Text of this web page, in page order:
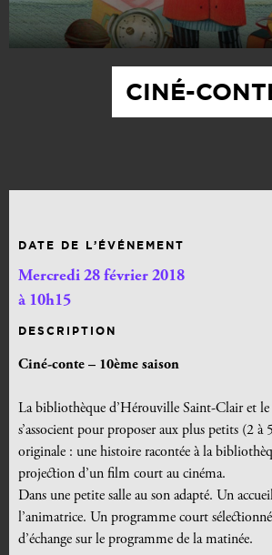
CINÉ-
DATE DE L’ÉVÉNEMENT
Mercredi 28 février 2018
à 10h15
DESCRIPTION
Ciné-conte – 10ème saison
La bibliothèque d’Hérouville Saint-Clair et le
s’associent pour proposer aux plus petits (2 à
originale : une histoire racontée à la
projection d’un film court au cinéma.
Dans une petite salle au son adapté. Un
l’animatrice. Un programme court
d’échange sur le programme de la matinée.